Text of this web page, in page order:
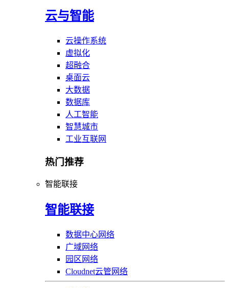
云与智能
云操作系统
虚拟化
超融合
桌面云
大数据
数据库
人工智能
智慧城市
工业互联网
热门推荐
智能联接
智能联接
数据中心网络
广域网络
园区网络
Cloudnet云管网络